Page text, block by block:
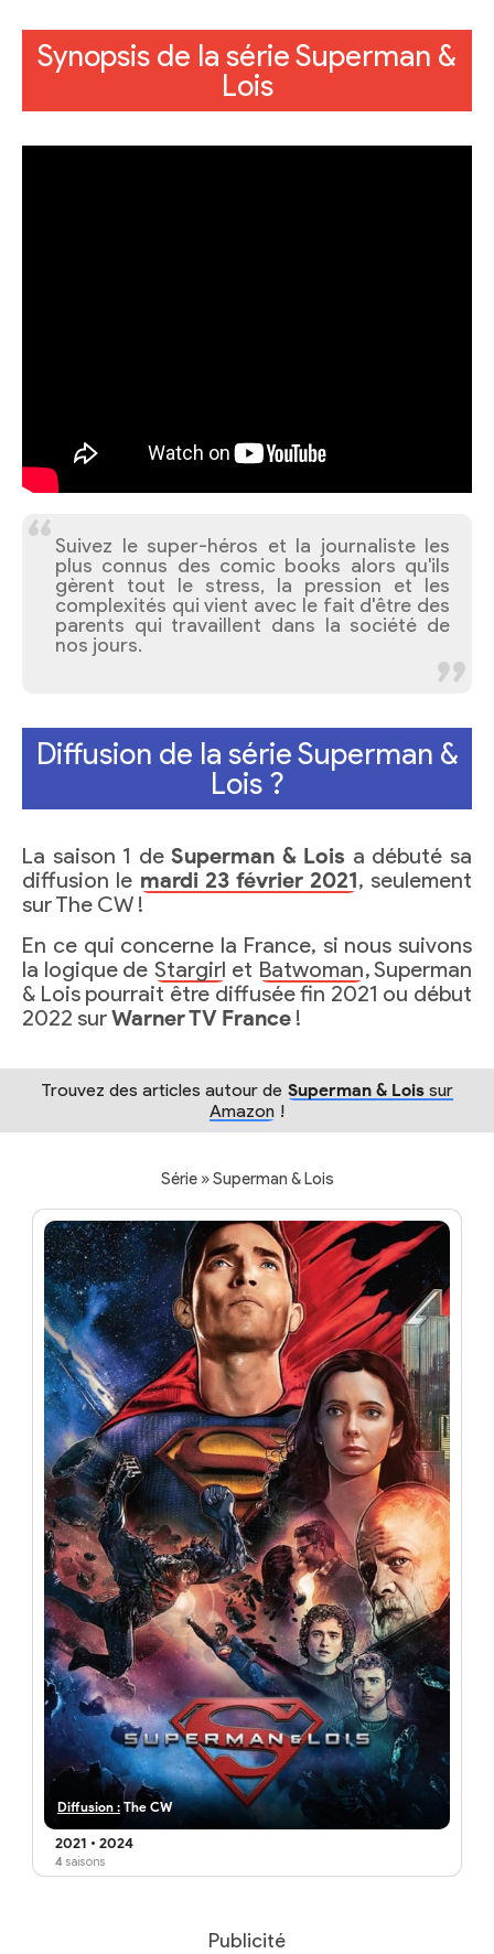
Synopsis de la série Superman &
Lois
Suivez le super-héros et la journaliste les
plus connus des comic books alors qu'ils
gèrent tout le stress, la pression et les
complexités qui vient avec le fait d'être des
parents qui travaillent dans la société de
nos jours.
Diffusion de la série Superman &
Lois ?
La saison 1 deSuperman & Lois a débuté sa
diffusion le mardi 23 février 2021, seulement
sur The CW !
En ce qui concerne la France, si nous suivons
la logique de Stargirl et Batwoman, Superman
& Lois pourrait être diffusée fin 2021 ou début
2022 surWarner TV France !
Trouvez des articles autour de Superman & Lois sur
Amazon !
Série » Superman & Lois
Diffusion :The CW
2021 • 2024
4 saisons
Publicité